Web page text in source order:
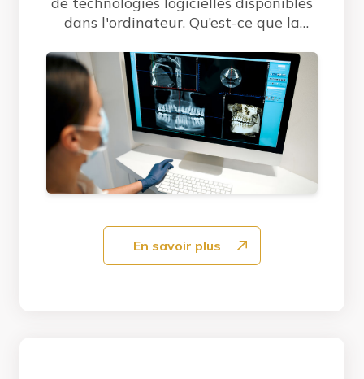
dans l'ordinateur. Qu’est-ce que la
En savoir plus